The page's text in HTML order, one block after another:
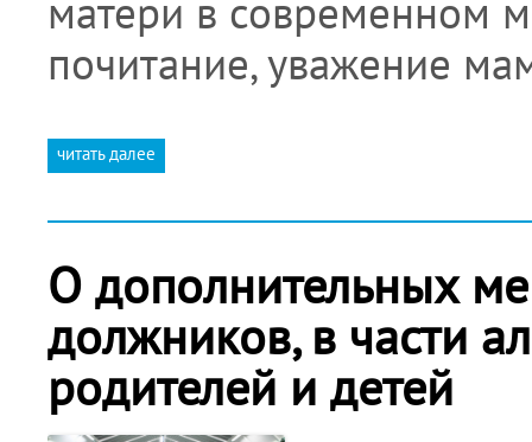
матери в современном
почитание, уважение
читать далее
О дополнительных
должников, в части
родителей и детей